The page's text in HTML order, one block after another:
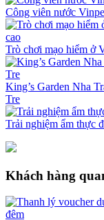
Công viên nước
Trò chơi mạo hiểm ở
King’s Garden Nha
Tre
Trải nghiệm ẩm thực
Khách hàng